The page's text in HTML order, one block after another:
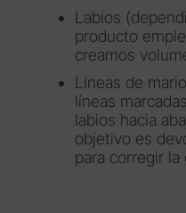
Labios
producto
creamos
Líneas de
líneas
labios hacia
objetivo es
para corregir la